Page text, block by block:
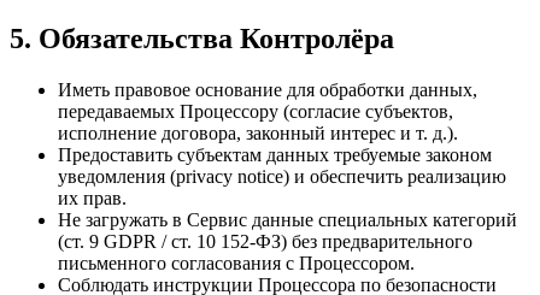
5. Обязательства Контролёра
Иметь правовое основание для обработки данных,
передаваемых Процессору (согласие субъектов,
исполнение договора, законный интерес и т. д.).
Предоставить субъектам данных требуемые законом
уведомления (privacy notice) и обеспечить реализацию
их прав.
Не загружать в Сервис данные специальных категорий
(ст. 9 GDPR / ст. 10 152-ФЗ) без предварительного
письменного согласования с Процессором.
Соблюдать инструкции Процессора по безопасности